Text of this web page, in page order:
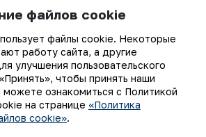
стали узнаваемым брендом
биржах цветных металлов.
Контакты
Карта сайта
Условия использования
файлов cookie
файлы cookie. Некоторые
работу сайта, а другие
улучшения пользовательского
чтобы принять наши
ознакомиться с Политикой
на странице «Политика
cookie».